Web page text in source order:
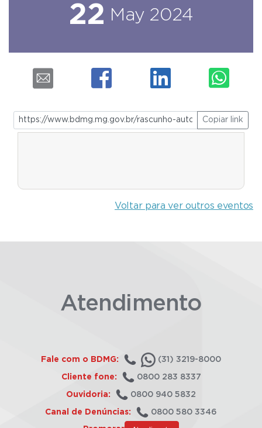
22 May 2024
Copiar link
Voltar para ver outros eventos
Atendimento
Fale com o BDMG: (31) 3219-8000
Cliente fone: 0800 283 8337
Ouvidoria: 0800 940 5832
Canal de Denúncias: 0800 580 3346